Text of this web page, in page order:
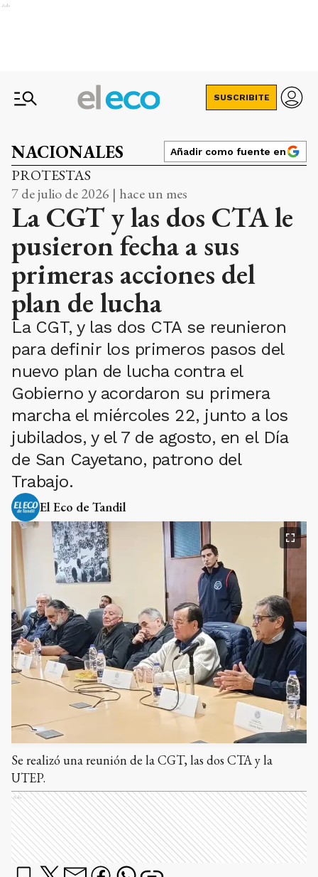
Ads
SUSCRIBITE
NACIONALES Añadir como fuente en
PROTESTAS
7 de julio de 2026 | hace un mes
La CGT y las dos CTA le
pusieron fecha a sus
primeras acciones del
plan de lucha
La CGT, y las dos CTA se reunieron
para definir los primeros pasos del
nuevo plan de lucha contra el
Gobierno y acordaron su primera
marcha el miércoles 22, junto a los
jubilados, y el 7 de agosto, en el Día
de San Cayetano, patrono del
Trabajo.
El Eco de Tandil
Se realizó una reunión de la CGT, las dos CTA y la
UTEP.
Ads